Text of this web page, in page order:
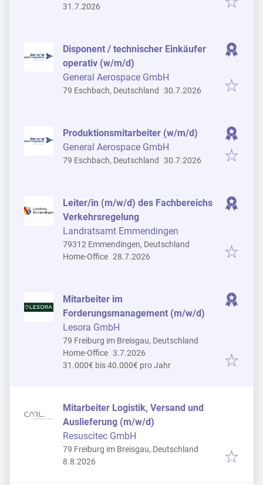
Veröffentlicht
31.7.2026
Disponent / technischer Einkäufer
operativ (w/m/d)
General Aerospace GmbH
79 Eschbach, Deutschland Veröffentlicht
30.7.2026
Produktionsmitarbeiter (w/m/d)
General Aerospace GmbH
79 Eschbach, Deutschland Veröffentlicht
30.7.2026
Leiter/in (m/w/d) des Fachbereichs
Verkehrsregelung
Landratsamt Emmendingen
79312 Emmendingen, Deutschland
Home-Office Veröffentlicht
28.7.2026
Mitarbeiter im
Forderungsmanagement (m/w/d)
Lesora GmbH
79 Freiburg im Breisgau, Deutschland
Home-Office Veröffentlicht
3.7.2026
31.000€ bis 40.000€ pro Jahr
Mitarbeiter Logistik, Versand und
Auslieferung (m/w/d)
Resuscitec GmbH
79 Freiburg im Breisgau, Deutschland
Veröffentlicht
8.8.2026